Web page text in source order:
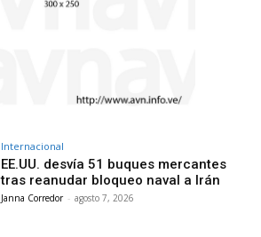
Internacional
EE.UU. desvía 51 buques mercantes
tras reanudar bloqueo naval a Irán
Janna Corredor - agosto 7, 2026